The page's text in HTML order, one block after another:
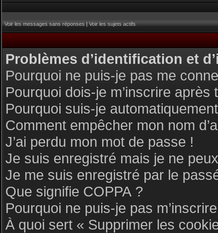
Voir les messages sans réponses|Voir les sujets actifs
Problèmes d’identification et
Pourquoi ne puis-je pas me
Pourquoi dois-je m’inscrire après
Pourquoi suis-je
Comment empêcher mon nom
J’ai perdu mon mot de passe !
Je suis enregistré mais je ne
Je me suis enregistré par le
Que signifie COPPA ?
Pourquoi ne puis-je pas
À quoi sert « Supprimer les